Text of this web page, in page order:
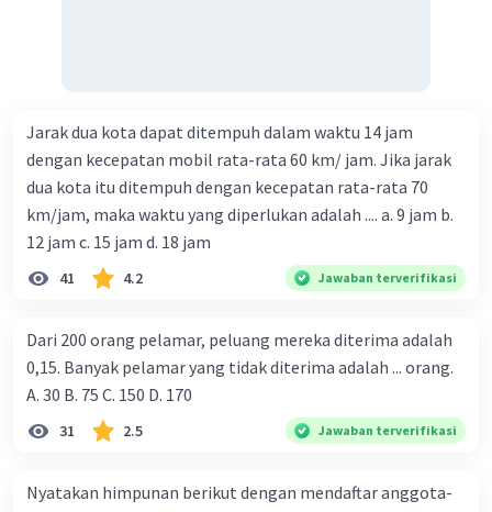
Jarak dua kota dapat ditempuh dalam waktu 14 jam
dengan kecepatan mobil rata-rata 60 km/ jam. Jika jarak
dua kota itu ditempuh dengan kecepatan rata-rata 70
km/jam, maka waktu yang diperlukan adalah .... a. 9 jam b.
12 jam c. 15 jam d. 18 jam
41 4.2 Jawaban terverifikasi
Dari 200 orang pelamar, peluang mereka diterima adalah
0,15. Banyak pelamar yang tidak diterima adalah ... orang.
A. 30 B. 75 C. 150 D. 170
31 2.5 Jawaban terverifikasi
Nyatakan himpunan berikut dengan mendaftar anggota-